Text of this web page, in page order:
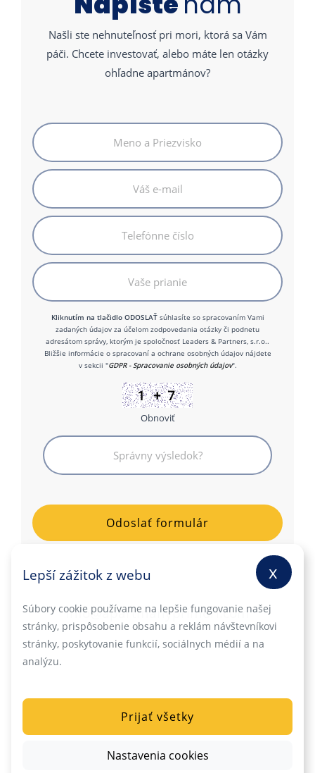
Našli ste nehnuteľnosť pri mori, ktorá sa Vám
páči. Chcete investovať, alebo máte len otázky
ohľadne apartmánov?
Kliknutím na tlačidlo ODOSLAŤsúhlasíte so spracovaním Vami
zadaných údajov za účelom zodpovedania otázky či podnetu
adresátom správy, ktorým je spoločnosť Leaders & Partners, s.r.o..
Bližšie informácie o spracovaní a ochrane osobných údajov nájdete
v sekcii "GDPR - Spracovanie osobných údajov".
Obnoviť
info@apartmanyprimori.com
x
Lepší zážitok z webu
Súbory cookie používame na lepšie fungovanie našej
stránky, prispôsobenie obsahu a reklám návštevníkovi
stránky, poskytovanie funkcií, sociálnych médií a na
analýzu.
Prijať všetky
Nastavenia cookies